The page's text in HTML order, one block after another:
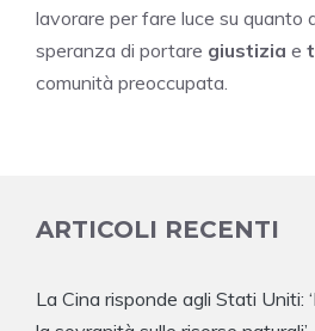
lavorare per fare luce su quanto
speranza di portare giustizia e
comunità preoccupata.
ARTICOLI RECENTI
La Cina risponde agli Stati Uniti: